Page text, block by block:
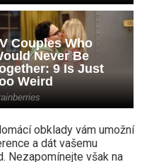
obklady vám umožní
a dát vašemu
Nezapomínejte však na